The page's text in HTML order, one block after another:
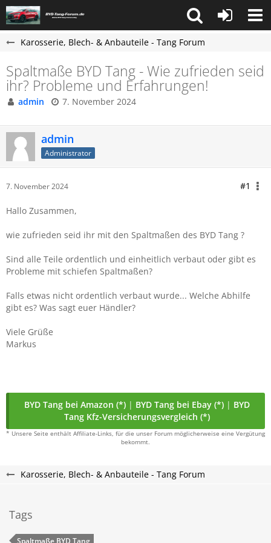
Karosserie, Blech- & Anbauteile - Tang Forum
Spaltmaße BYD Tang - Wie zufrieden seid
ihr? Probleme und Erfahrungen!
admin 7. November 2024
admin
Administrator
7. November 2024 #1
Hallo Zusammen,
wie zufrieden seid ihr mit den Spaltmaßen des BYD Tang ?
Sind alle Teile ordentlich und einheitlich verbaut oder gibt es
Probleme mit schiefen Spaltmaßen?
Falls etwas nicht ordentlich verbaut wurde... Welche Abhilfe
gibt es? Was sagt euer Händler?
Viele Grüße
Markus
BYD Tang bei Amazon (*) | BYD Tang bei Ebay (*) | BYD
Tang Kfz-Versicherungsvergleich (*)
* Unsere Seite enthält Affiliate-Links, für die unser Forum möglicherweise eine Vergütung
bekommt.
Karosserie, Blech- & Anbauteile - Tang Forum
Tags
Spaltmaße BYD Tang